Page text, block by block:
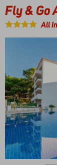
la-
carte?
zijn
Fly & Go
All